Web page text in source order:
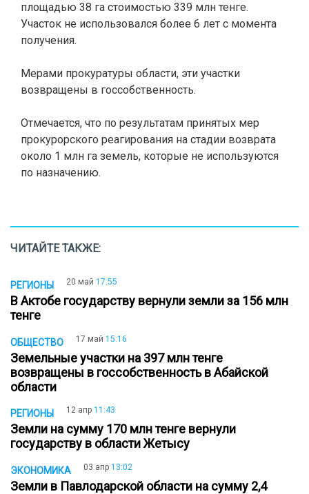
площадью 38 га стоимостью 339 млн тенге.
Участок не использовался более 6 лет с момента
получения.
Мерами прокуратуры области, эти участки
возвращены в госсобственность.
Отмечается, что по результатам принятых мер
прокурорского реагирования на стадии возврата
около 1 млн га земель, которые не используются
по назначению.
ЧИТАЙТЕ ТАКЖЕ:
РЕГИОНЫ 20 май 17:55
В Актобе государству вернули земли за 156 млн
тенге
ОБЩЕСТВО 17 май 15:16
Земельные участки на 397 млн тенге
возвращены в госсобственность в Абайской
области
РЕГИОНЫ 12 апр 11:43
Земли на сумму 170 млн тенге вернули
государству в области Жетысу
ЭКОНОМИКА 03 апр 13:02
Земли в Павлодарской области на сумму 2,4